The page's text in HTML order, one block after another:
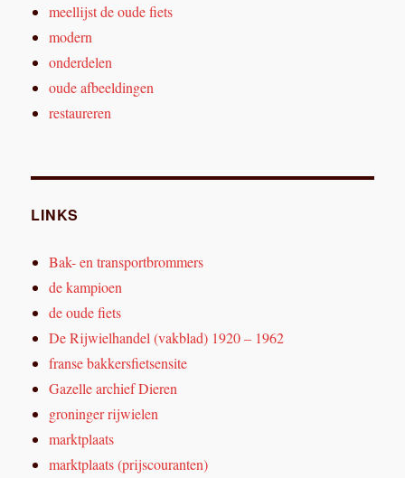
meellijst de oude fiets
modern
onderdelen
oude afbeeldingen
restaureren
LINKS
Bak- en transportbrommers
de kampioen
de oude fiets
De Rijwielhandel (vakblad) 1920 – 1962
franse bakkersfietsensite
Gazelle archief Dieren
groninger rijwielen
marktplaats
marktplaats (prijscouranten)